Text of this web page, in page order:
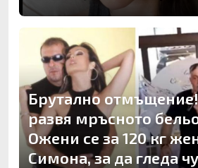
Брутално
развя мръсното
Ожени се за 120 кг
Симона, за да гледа